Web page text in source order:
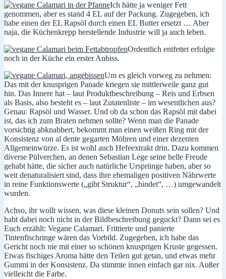
Ich hätte ja weniger Fett
genommen, aber es stand 4 EL auf der Packung. Zugegeben, ich
habe einen der EL Rapsöl durch einen EL Butter ersetzt … Aber
naja, die Küchenkrepp herstellende Industrie will ja auch leben.
Ordentlich entfettet erfolgte
noch in der Küche ein erster Anbiss.
Um es gleich vorweg zu nehmen:
Das mit der knusprigen Panade kriegen sie mittlerweile ganz gut
hin. Das Innere hat – laut Produktbeschreibung – Reis und Erbsen
als Basis, also besteht es – laut Zutatenliste – im wesentlichen aus?
Genau: Rapsöl und Wasser. Und ob da schon das Rapsöl mit dabei
ist, das ich zum Braten nehmen sollte? Wenn man die Panade
vorsichtig abknabbert, bekommt man einen weißen Ring mit der
Konsistenz von al dente gegarten Möhren und einer dezenten
Allgemeinwürze. Es ist wohl auch Hefeextrakt drin. Dazu kommen
diverse Pülverchen, an denen Sebastian Lege seine helle Freude
gehabt hätte, die sicher auch natürliche Ursprünge haben, aber so
weit denaturalisiert sind, dass ihre ehemaligen positiven Nährwerte
in reine Funktionswerte („gibt Struktur“, „bindet“, …) umgewandelt
wurden.
Achso, ihr wollt wissen, was diese kleinen Donuts sein sollen? Und
habt dabei noch nicht in der Bildbeschreibung geguckt? Dann sei es
Euch erzählt: Vegane Calamari. Frittierte und panierte
Tintenfischringe wären das Vorbild. Zugegeben, ich habe das
Gericht noch nie mit einer so schönen knusprigen Kruste gegessen.
Etwas fischiges Aroma hätte den Teilen gut getan, und etwas mehr
Gummi in der Konsistenz. Da stimmte innen einfach gar nix. Außer
vielleicht die Farbe.